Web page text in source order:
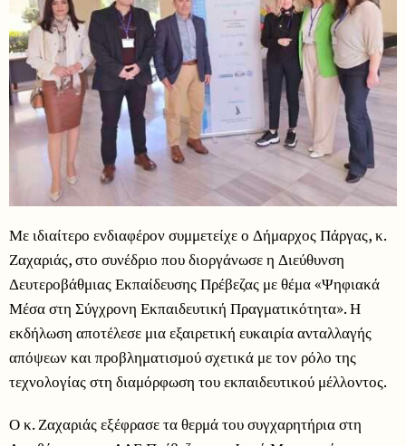
Με ιδιαίτερο ενδιαφέρον συμμετείχε ο Δήμαρχος Πάργας, κ.
Ζαχαριάς, στο συνέδριο που διοργάνωσε η Διεύθυνση
Δευτεροβάθμιας Εκπαίδευσης Πρέβεζας με θέμα «Ψηφιακά
Μέσα στη Σύγχρονη Εκπαιδευτική Πραγματικότητα». Η
εκδήλωση αποτέλεσε μια εξαιρετική ευκαιρία ανταλλαγής
απόψεων και προβληματισμού σχετικά με τον ρόλο της
τεχνολογίας στη διαμόρφωση του εκπαιδευτικού μέλλοντος.
Ο κ. Ζαχαριάς εξέφρασε τα θερμά του συγχαρητήρια στη